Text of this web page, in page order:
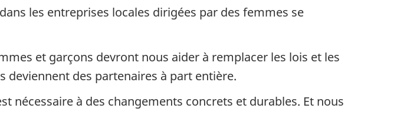
les entreprises locales dirigées par des femmes se
et garçons devront nous aider à remplacer les lois et les
des partenaires à part entière.
nécessaire à des changements concrets et durables. Et nous